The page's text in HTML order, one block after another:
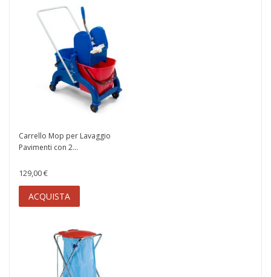
Carrello Mop per Lavaggio
Pavimenti con 2...
129,00 €
ACQUISTA